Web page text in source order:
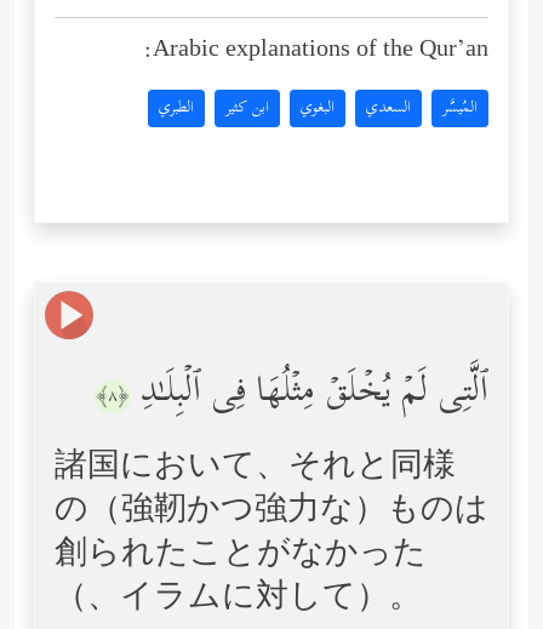
Arabic explanations of the Qur’an:
المُيسَّر السعدي البغوي ابن كثير الطبري
ٱلَّتِی لَمۡ یُخۡلَقۡ مِثۡلُهَا فِی ٱلۡبِلَـٰدِ ﴿٨﴾
諸国において、それと同様
の（強靭かつ強力な）ものは
創られたことがなかった
（、イラムに対して）。